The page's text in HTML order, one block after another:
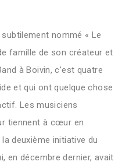
nommé « Le
famille de son créateur et
à Boivin, c’est quatre
et qui ont quelque chose
Les musiciens
tiennent à cœur en
deuxième initiative du
en décembre dernier, avait